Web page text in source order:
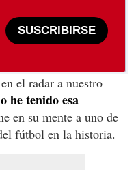
SUSCRIBIRSE
el radar a nuestro
he tenido esa
en su mente a uno de
fútbol en la historia.